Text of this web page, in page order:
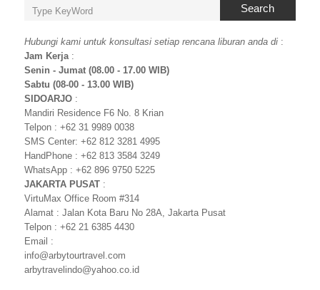
Search
Hubungi kami untuk konsultasi setiap rencana liburan anda di :
Jam Kerja:
Senin - Jumat (08.00 - 17.00 WIB)
Sabtu (08-00 - 13.00 WIB)
SIDOARJO :
Mandiri Residence F6 No. 8 Krian
Telpon : +62 31 9989 0038
SMS Center: +62 812 3281 4995
HandPhone : +62 813 3584 3249
WhatsApp : +62 896 9750 5225
JAKARTA PUSAT :
VirtuMax Office Room #314
Alamat : Jalan Kota Baru No 28A, Jakarta Pusat
Telpon : +62 21 6385 4430
Email :
info@arbytourtravel.com
arbytravelindo@yahoo.co.id